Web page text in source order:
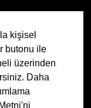
kişisel
butonu ile
üzerinden
Daha